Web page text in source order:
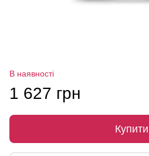
В наявності
1 627 грн
Купити